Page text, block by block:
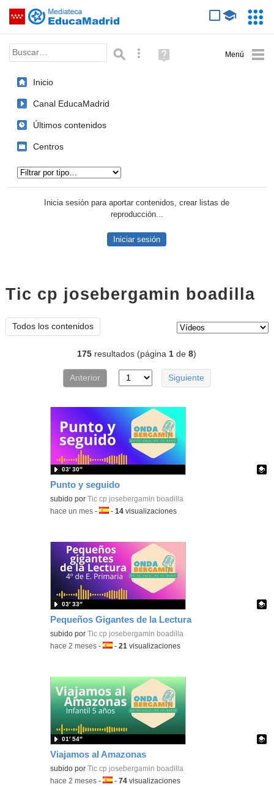
Saltar navegación
Palabra o frase: Búsqueda avanzada
Ayuda
(en
Inicio
Canal EducaMadrid
Últimos contenidos
Centros
Inicia sesión para aportar contenidos, crear listas de
reproducción...
Iniciar sesión
Tic cp josebergamin boadilla
Todos los contenidos
175 resultados (página1 de8)
Anterior Siguiente
Punto y seguido
Contenido educativo.
subido por Tic cp josebergamin boadilla
03′ 30″
-hace un mes -Idioma:
-14 visualizaciones
Pequeños Gigantes de la Lectura
Contenido educativo.
subido por Tic cp josebergamin boadilla
03′ 33″
-hace 2 meses -Idioma:
-21 visualizaciones
Viajamos al Amazonas
Contenido educativo.
subido por Tic cp josebergamin boadilla
01′ 54″
-hace 2 meses -Idioma:
-74 visualizaciones